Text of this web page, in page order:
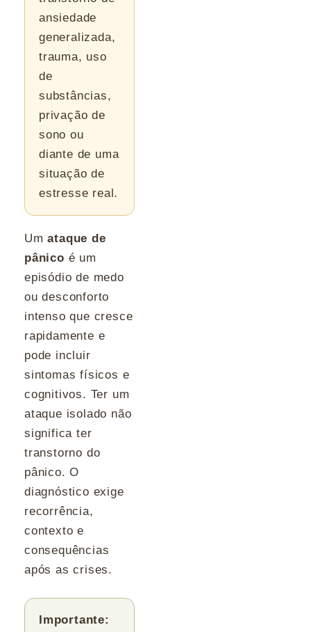
ansiedade
generalizada,
trauma, uso
de
substâncias,
privação de
sono ou
diante de uma
situação de
estresse real.
Umataque de
pânico é um
episódio de medo
ou desconforto
intenso que cresce
rapidamente e
pode incluir
sintomas físicos e
cognitivos. Ter um
ataque isolado não
significa ter
transtorno do
pânico. O
diagnóstico exige
recorrência,
contexto e
consequências
após as crises.
Importante: